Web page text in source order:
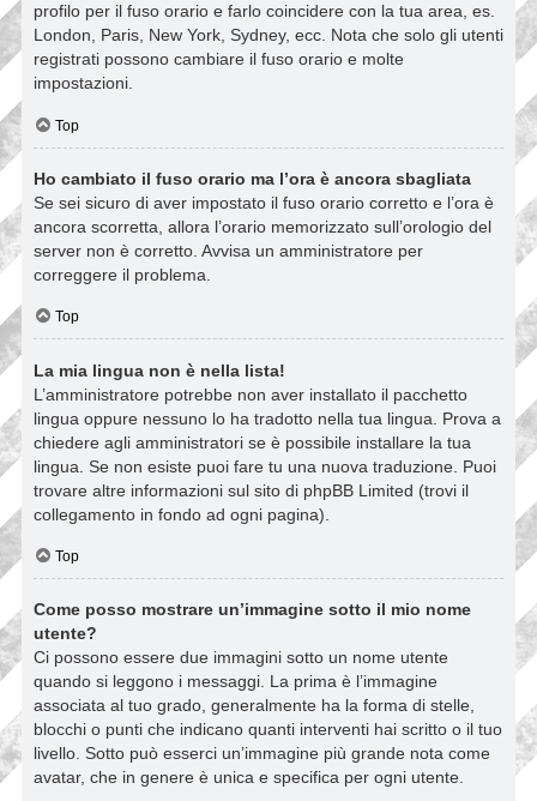
profilo per il fuso orario e farlo coincidere con la tua area, es.
London, Paris, New York, Sydney, ecc. Nota che solo gli utenti
registrati possono cambiare il fuso orario e molte
impostazioni.
Top
Ho cambiato il fuso orario ma l’ora è ancora sbagliata
Se sei sicuro di aver impostato il fuso orario corretto e l’ora è
ancora scorretta, allora l’orario memorizzato sull’orologio del
server non è corretto. Avvisa un amministratore per
correggere il problema.
Top
La mia lingua non è nella lista!
L’amministratore potrebbe non aver installato il pacchetto
lingua oppure nessuno lo ha tradotto nella tua lingua. Prova a
chiedere agli amministratori se è possibile installare la tua
lingua. Se non esiste puoi fare tu una nuova traduzione. Puoi
trovare altre informazioni sul sito di phpBB Limited (trovi il
collegamento in fondo ad ogni pagina).
Top
Come posso mostrare un’immagine sotto il mio nome
utente?
Ci possono essere due immagini sotto un nome utente
quando si leggono i messaggi. La prima è l’immagine
associata al tuo grado, generalmente ha la forma di stelle,
blocchi o punti che indicano quanti interventi hai scritto o il tuo
livello. Sotto può esserci un’immagine più grande nota come
avatar, che in genere è unica e specifica per ogni utente.